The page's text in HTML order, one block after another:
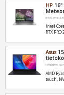
HP
Intel
RTX
Asus
H7606WM-
AMD
touch,